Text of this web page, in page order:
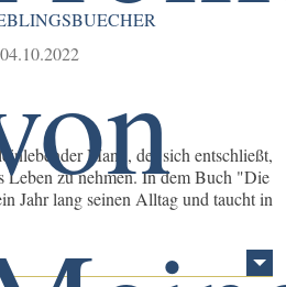
04.10.2022
Mann, der sich entschließt,
Leben zu nehmen. In dem Buch "Die
Jahr lang seinen Alltag und taucht in